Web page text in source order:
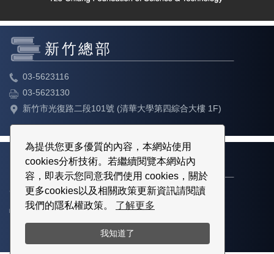
為提供您更多優質的內容，本網站使用
cookies分析技術。若繼續閱覽本網站內
容，即表示您同意我們使用 cookies，關於
更多cookies以及相關政策更新資訊請閱讀
我們的隱私權政策。 了解更多
我知道了
新竹總部
03-5623116
03-5623130
新竹市光復路二段101號 (清華大學第四綜合大樓 1F)
台北教育中心
02-23113316
02-23113317
台北市中正區博愛路80號3樓